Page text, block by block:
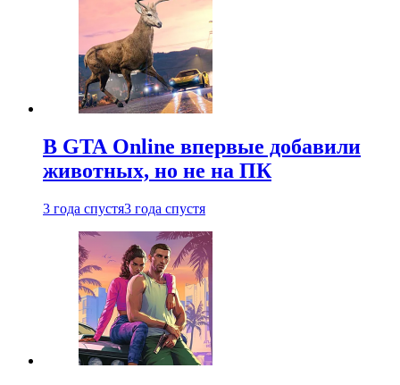
В GTA Online впервые добавили
животных, но не на ПК
3 года спустя3 года спустя